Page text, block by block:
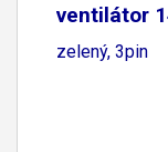
ventilátor
LED
zelený, 3pin